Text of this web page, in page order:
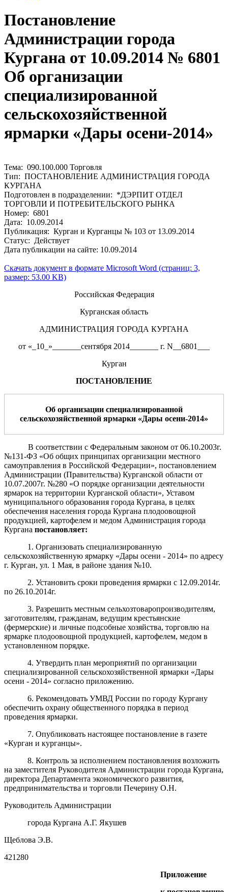
Постановление
Администрации города
Кургана от 10.09.2014 № 6801
Об организации
специализированной
сельскохозяйственной
ярмарки «Дары осени-2014»
Тема: 090.100.000 Торговля
Тип: ПОСТАНОВЛЕНИЕ АДМИНИСТРАЦИЯ ГОРОДА
КУРГАНА
Подготовлен в подразделении: *ДЭРПИТ ОТДЕЛ
ТОРГОВЛИ И ПОТРЕБИТЕЛЬСКОГО РЫНКА
Номер: 6801
Дата: 10.09.2014
Публикация: Курган и Курганцы № 103 от 13.09.2014
Статус: Действует
Дата публикации на сайте: 10.09.2014
Скачать документ в формате Microsoft Word (страниц: 3,
размер: 53.00 KB)
Российская Федерация
Курганская область
АДМИНИСТРАЦИЯ ГОРОДА КУРГАНА
от «_10_»_______сентября 2014_______ г. N__6801___
Курган
ПОСТАНОВЛЕНИЕ
Об организации специализированной
сельскохозяйственной ярмарки «Дары осени-2014»
В соответствии с Федеральным законом от 06.10.2003г.
№131-ФЗ «Об общих принципах организации местного
самоуправления в Российской Федерации», постановлением
Администрации (Правительства) Курганской области от
10.07.2007г. №280 «О порядке организации деятельности
ярмарок на территории Курганской области», Уставом
муниципального образования города Кургана, в целях
обеспечения населения города Кургана плодоовощной
продукцией, картофелем и медом Администрация города
Кургана постановляет:
1. Организовать специализированную
сельскохозяйственную ярмарку «Дары осени - 2014» по адресу
г. Курган, ул. 1 Мая, в районе здания №10.
2. Установить сроки проведения ярмарки с 12.09.2014г.
по 26.10.2014г.
3. Разрешить местным сельхозтоваропроизводителям,
заготовителям, гражданам, ведущим крестьянские
(фермерские) и личные подсобные хозяйства, торговлю на
ярмарке плодоовощной продукцией, картофелем, медом в
установленном порядке.
4. Утвердить план мероприятий по организации
специализированной сельскохозяйственной ярмарки «Дары
осени - 2014» согласно приложению.
6.Рекомендовать УМВД России по городу Кургану
обеспечить охрану общественного порядка в период
проведения ярмарки.
7. Опубликовать настоящее постановление в газете
«Курган и курганцы».
8. Контроль за исполнением постановления возложить
на заместителя Руководителя Администрации города Кургана,
директора Департамента экономического развития,
предпринимательства и торговли Печерину О.Н.
Руководитель Администрации
города Кургана А.Г. Якушев
Щеблова Э.В.
421280
Приложение